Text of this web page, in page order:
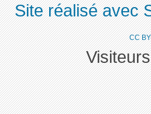
Site réalisé avec
CC